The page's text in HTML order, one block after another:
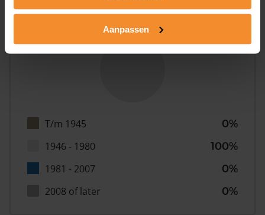
Aanpassen
T/m 1945
0%
1946 - 1980
100%
1981 - 2007
0%
2008 of later
0%